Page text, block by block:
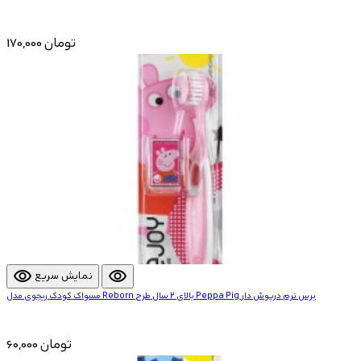
170,000 تومان
visibility نمایش سریع visibility
مسواک کودک ریجوی مدل Reborn بالای 2 سال طرح Peppa Pig برس نرم درپوش دار
60,000 تومان